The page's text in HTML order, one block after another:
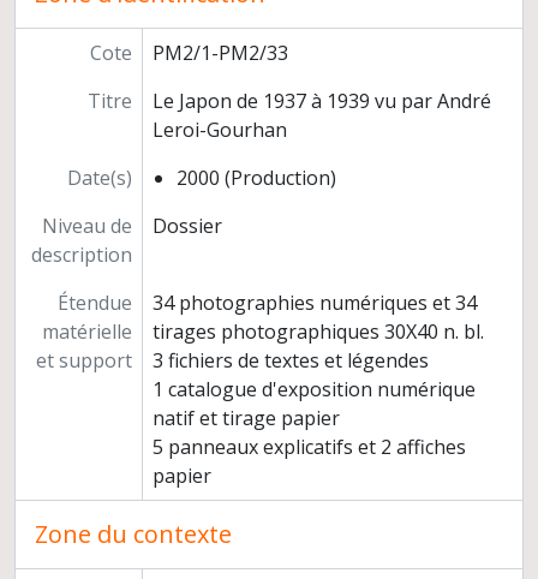
Cote
PM2/1-PM2/33
Titre
Le Japon de 1937 à 1939 vu par André
Leroi-Gourhan
Date(s)
2000 (Production)
Niveau de
description
Dossier
Étendue
matérielle
et support
34 photographies numériques et 34
tirages photographiques 30X40 n. bl.
3 fichiers de textes et légendes
1 catalogue d'exposition numérique
natif et tirage papier
5 panneaux explicatifs et 2 affiches
papier
Zone du contexte